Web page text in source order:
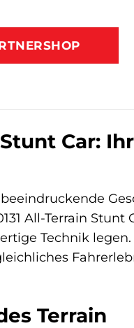
Stunt Car:
All-Terrain
Technik
Terrain